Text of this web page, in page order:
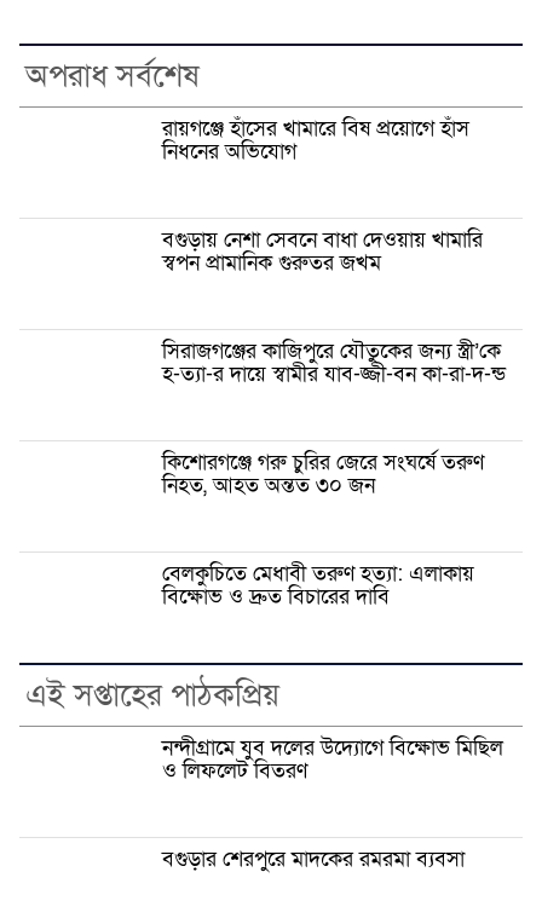
অপরাধ সর্বশেষ
রায়গঞ্জে হাঁসের খামারে বিষ প্রয়োগে হাঁস
নিধনের অভিযোগ
বগুড়ায় নেশা সেবনে বাধা দেওয়ায় খামারি
স্বপন প্রামানিক গুরুতর জখম
সিরাজগঞ্জের কাজিপুরে যৌতুকের জন্য স্ত্রী’কে
হ-ত্যা-র দায়ে স্বামীর যাব-জ্জী-বন কা-রা-দ-ন্ড
কিশোরগঞ্জে গরু চুরির জেরে সংঘর্ষে তরুণ
নিহত, আহত অন্তত ৩০ জন
বেলকুচিতে মেধাবী তরুণ হত্যা: এলাকায়
বিক্ষোভ ও দ্রুত বিচারের দাবি
এই সপ্তাহের পাঠকপ্রিয়
নন্দীগ্রামে যুব দলের উদ্যোগে বিক্ষোভ মিছিল
ও লিফলেট বিতরণ
বগুড়ার শেরপুরে মাদকের রমরমা ব্যবসা